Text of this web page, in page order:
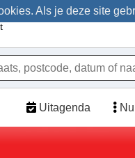
Als je deze site
Uitagenda